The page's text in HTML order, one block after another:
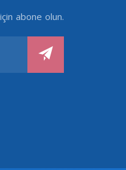
abone olun.